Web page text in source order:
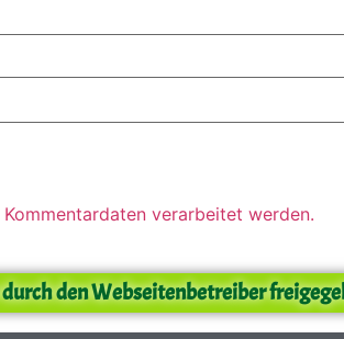
verarbeitet werden.
den Webseitenbetreiber